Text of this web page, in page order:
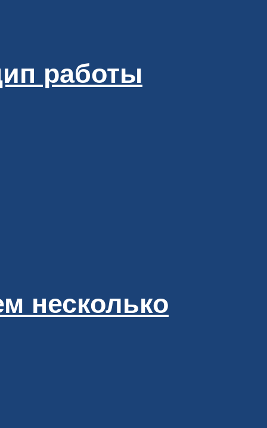
работы
несколько